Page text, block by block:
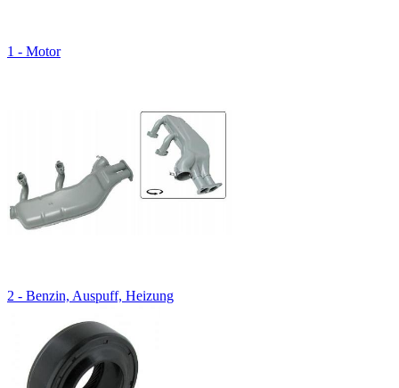
1 - Motor
2 - Benzin, Auspuff, Heizung